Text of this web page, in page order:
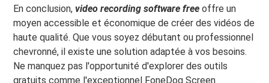
En conclusion,video recording software free offre un
moyen accessible et économique de créer des vidéos de
haute qualité. Que vous soyez débutant ou professionnel
chevronné, il existe une solution adaptée à vos besoins.
Ne manquez pas l'opportunité d'explorer des outils
gratuits comme l'exceptionnel FoneDog Screen